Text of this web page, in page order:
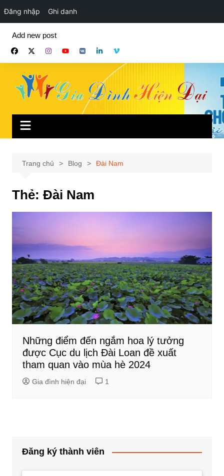
Đăng nhập Ghi danh
phần
Add new post
Trang chủ Blog Đài Nam
Thẻ: Đài Nam
Những điểm đến ngắm hoa lý tưởng
được Cục du lịch Đài Loan đề xuất
tham quan vào mùa hè 2024
Gia đình hiện đại 1
Đăng ký thành viên